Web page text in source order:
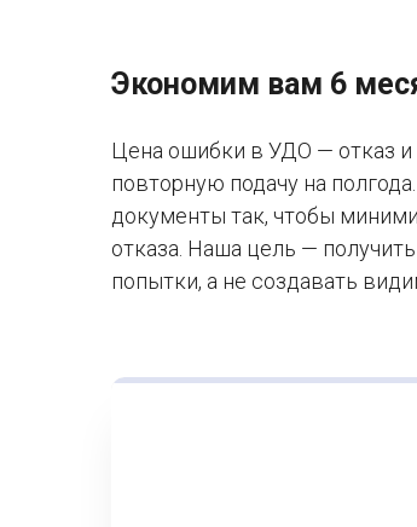
Экономим вам 6
Цена ошибки в УДО — отказ и
повторную подачу на
документы так, чтобы
отказа. Наша цель —
попытки, а не создавать